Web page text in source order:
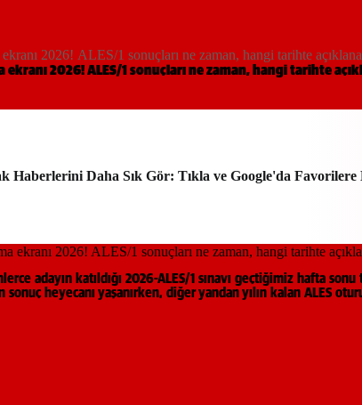
2026! ALES/1 sonuçları ne zaman, hangi tarihte
ekranı 2026! ALES/1 sonuçları ne zaman, hangi tarihte
Haberlerini Daha Sık Gör: Tıkla ve Google'da Favorilere
adayın katıldığı 2026-ALES/1 sınavı geçtiğimiz hafta
heyecanı yaşanırken, diğer yandan yılın kalan ALES